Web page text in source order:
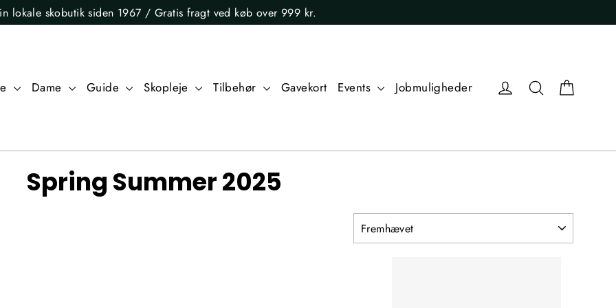
lokale skobutik siden 1967 / Gratis fragt ved køb over 999 kr.
Dame Guide Skopleje Tilbehør Gavekort Events Jobmuligheder Log ind Søg
Spring Summer 2025